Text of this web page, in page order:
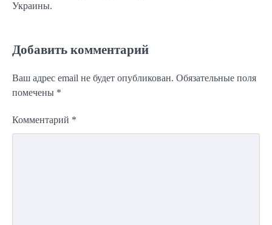
Украины.
Добавить комментарий
Ваш адрес email не будет опубликован. Обязательные поля
помечены *
Комментарий *